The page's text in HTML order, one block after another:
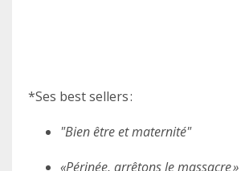
*Ses best sellers :
"Bien être et maternité"
«Périnée, arrêtons le massacre »